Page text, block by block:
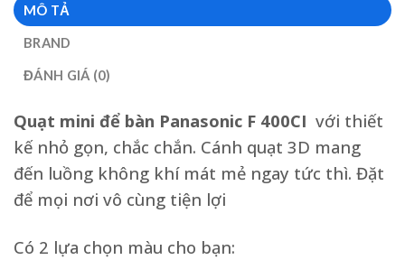
MÔ TẢ
BRAND
ĐÁNH GIÁ (0)
Quạt mini để bàn Panasonic F 400CI với thiết
kế nhỏ gọn, chắc chắn. Cánh quạt 3D mang
đến luồng không khí mát mẻ ngay tức thì. Đặt
để mọi nơi vô cùng tiện lợi
Có 2 lựa chọn màu cho bạn: